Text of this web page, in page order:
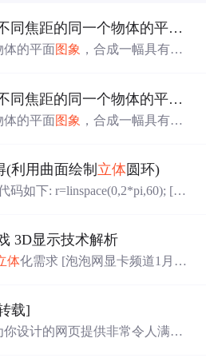
【图像处理】多幅不同焦距的同一个物体的平面
体的平面图象 ，合成一幅具有立
【图像处理】多幅不同焦距的同一个物体的平面
体的平面图象 ，合成一幅具有立
(利用曲面绘制 立体圆环)
hs.EdgeColor='none';%取消定义曲
用渐变方式填充网格
3D显示技术解析
体化需求 [泡泡网显卡频道1月12
敌人，经过多次尝试之后才会
看到屏幕外的物体。之所以会
载]
设计的网页提供非常令人满意